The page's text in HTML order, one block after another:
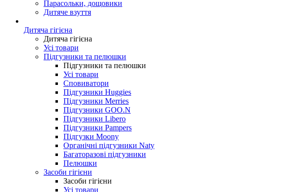
Парасольки, дощовики
Дитяче взуття
Дитяча гігієна
Дитяча гігієна
Усі товари
Підгузники та пелюшки
Підгузники та пелюшки
Усі товари
Сповиватори
Підгузники Huggies
Підгузники Merries
Підгузники GOO.N
Підгузники Libero
Підгузники Pampers
Підгузки Moony
Органічні підгузники Naty
Багаторазові підгузники
Пелюшки
Засоби гігієни
Засоби гігієни
Усі товари